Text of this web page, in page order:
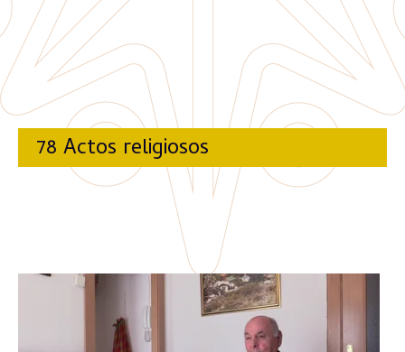
78 Actos religiosos